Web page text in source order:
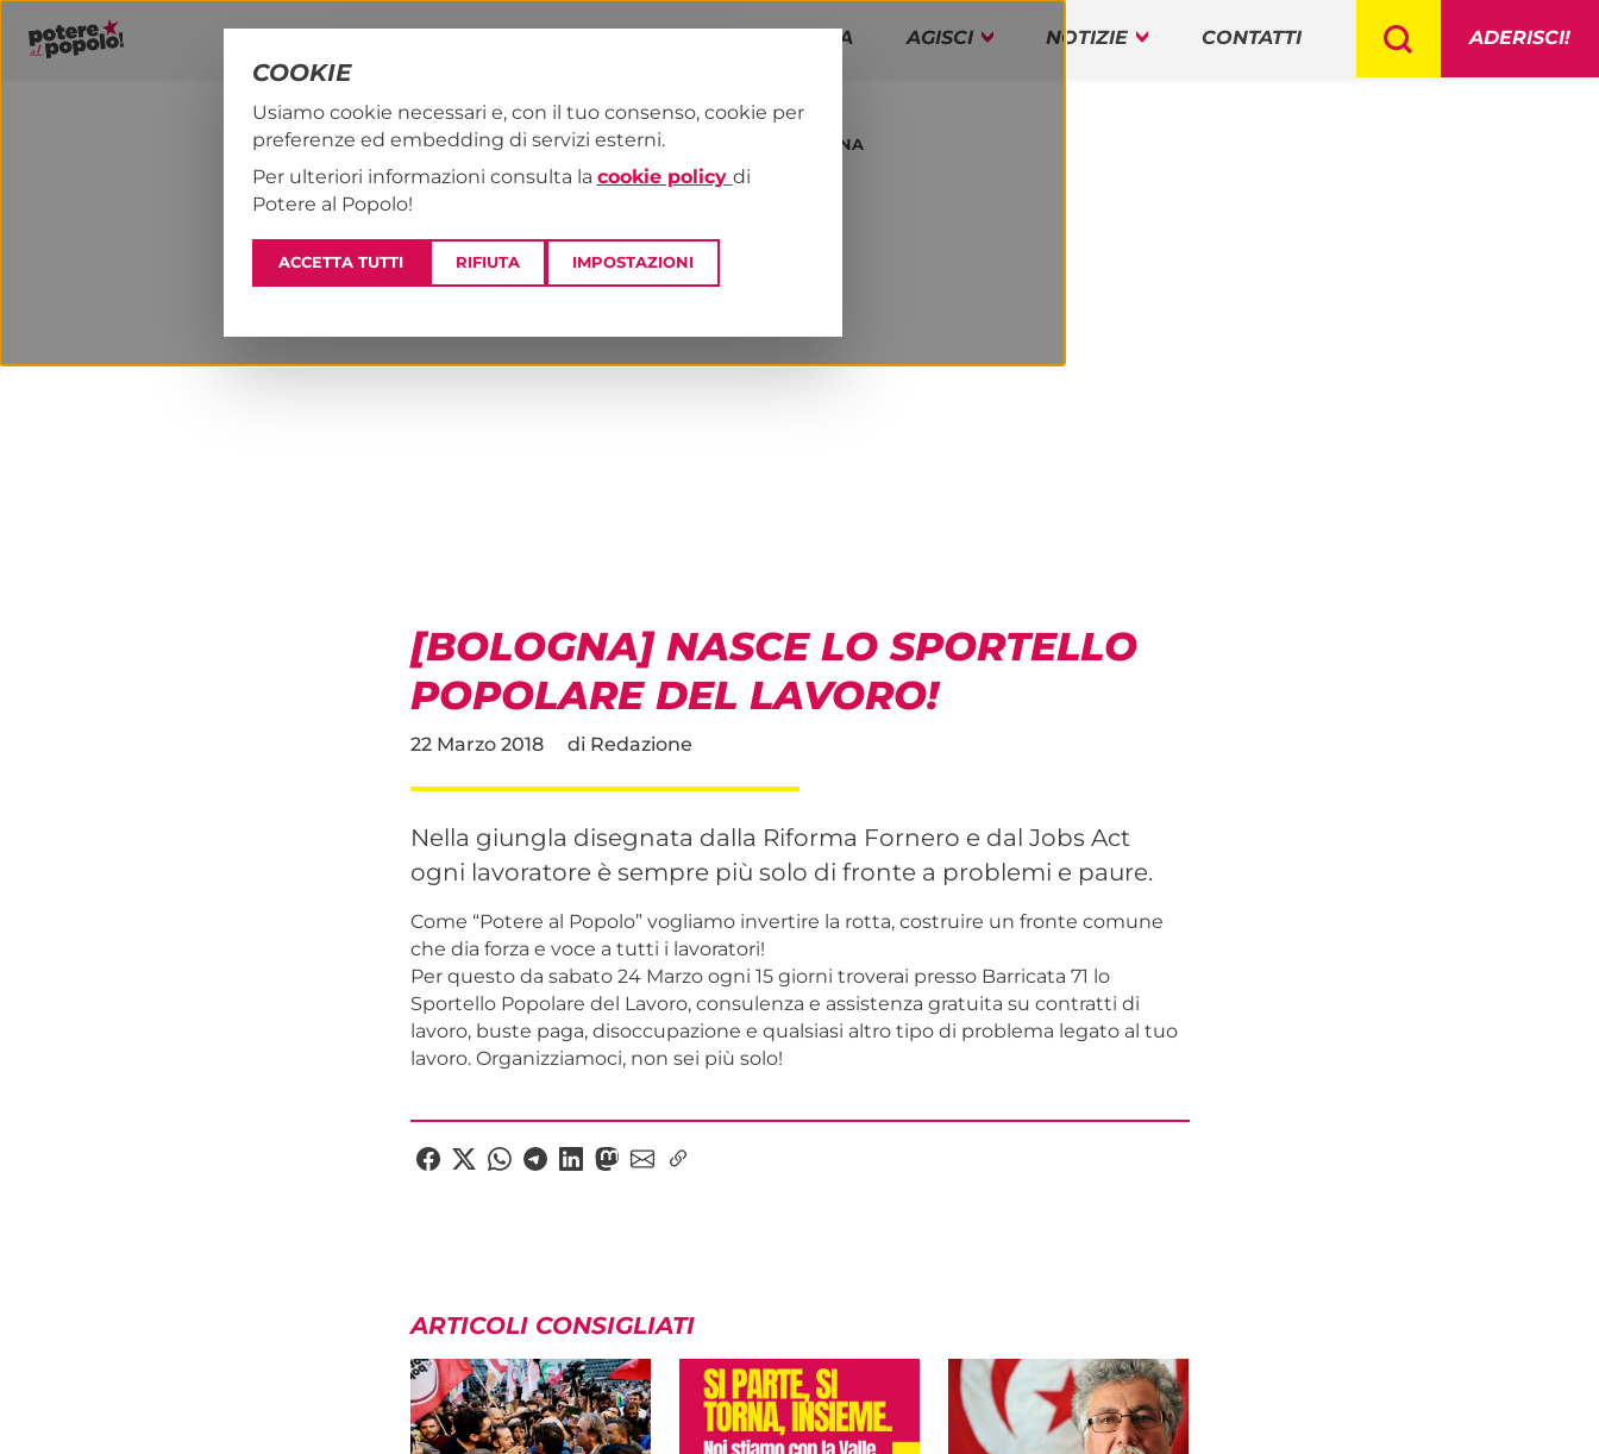
PROGRAMMA AGISCI NOTIZIE CONTATTI ADERISCI!
PAP! NOTIZIE DAI TERRITORI EMILIA-ROMAGNA
[BOLOGNA] NASCE LO SPORTELLO
POPOLARE DEL LAVORO!
22 Marzo 2018 di Redazione
Nella giungla disegnata dalla Riforma Fornero e dal Jobs Act
ogni lavoratore è sempre più solo di fronte a problemi e paure.
Come “Potere al Popolo” vogliamo invertire la rotta, costruire un fronte comune
che dia forza e voce a tutti i lavoratori!
Per questo da sabato 24 Marzo ogni 15 giorni troverai presso Barricata 71 lo
Sportello Popolare del Lavoro, consulenza e assistenza gratuita su contratti di
lavoro, buste paga, disoccupazione e qualsiasi altro tipo di problema legato al tuo
lavoro. Organizziamoci, non sei più solo!
ARTICOLI CONSIGLIATI
COOKIE
Usiamo cookie necessari e, con il tuo consenso, cookie per
preferenze ed embedding di servizi esterni.
Per ulteriori informazioni consulta la cookie policy di
Potere al Popolo!
ACCETTA TUTTI RIFIUTA IMPOSTAZIONI